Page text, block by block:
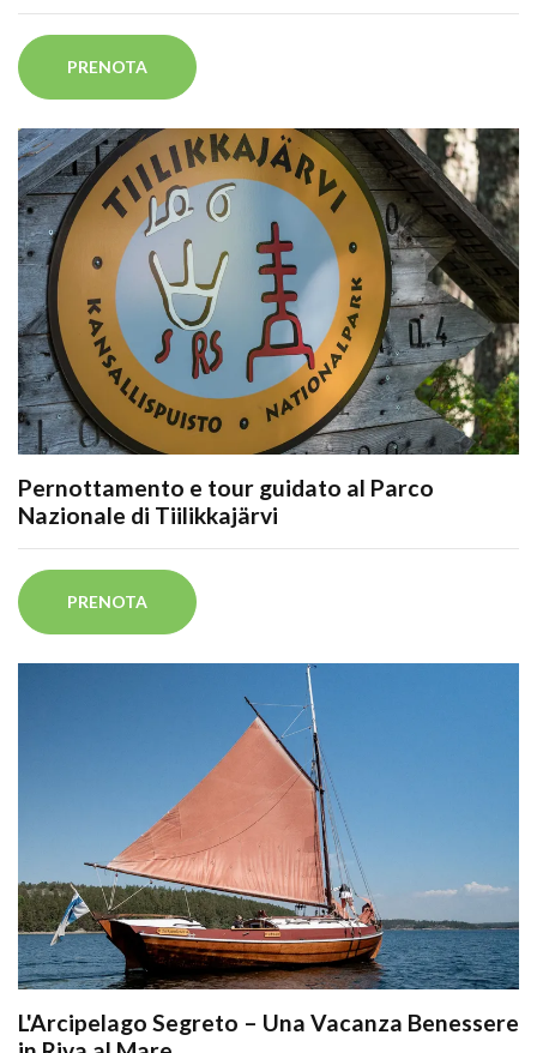
PRENOTA
Pernottamento e tour guidato al Parco
Nazionale di Tiilikkajärvi
PRENOTA
L'Arcipelago Segreto – Una Vacanza Benessere